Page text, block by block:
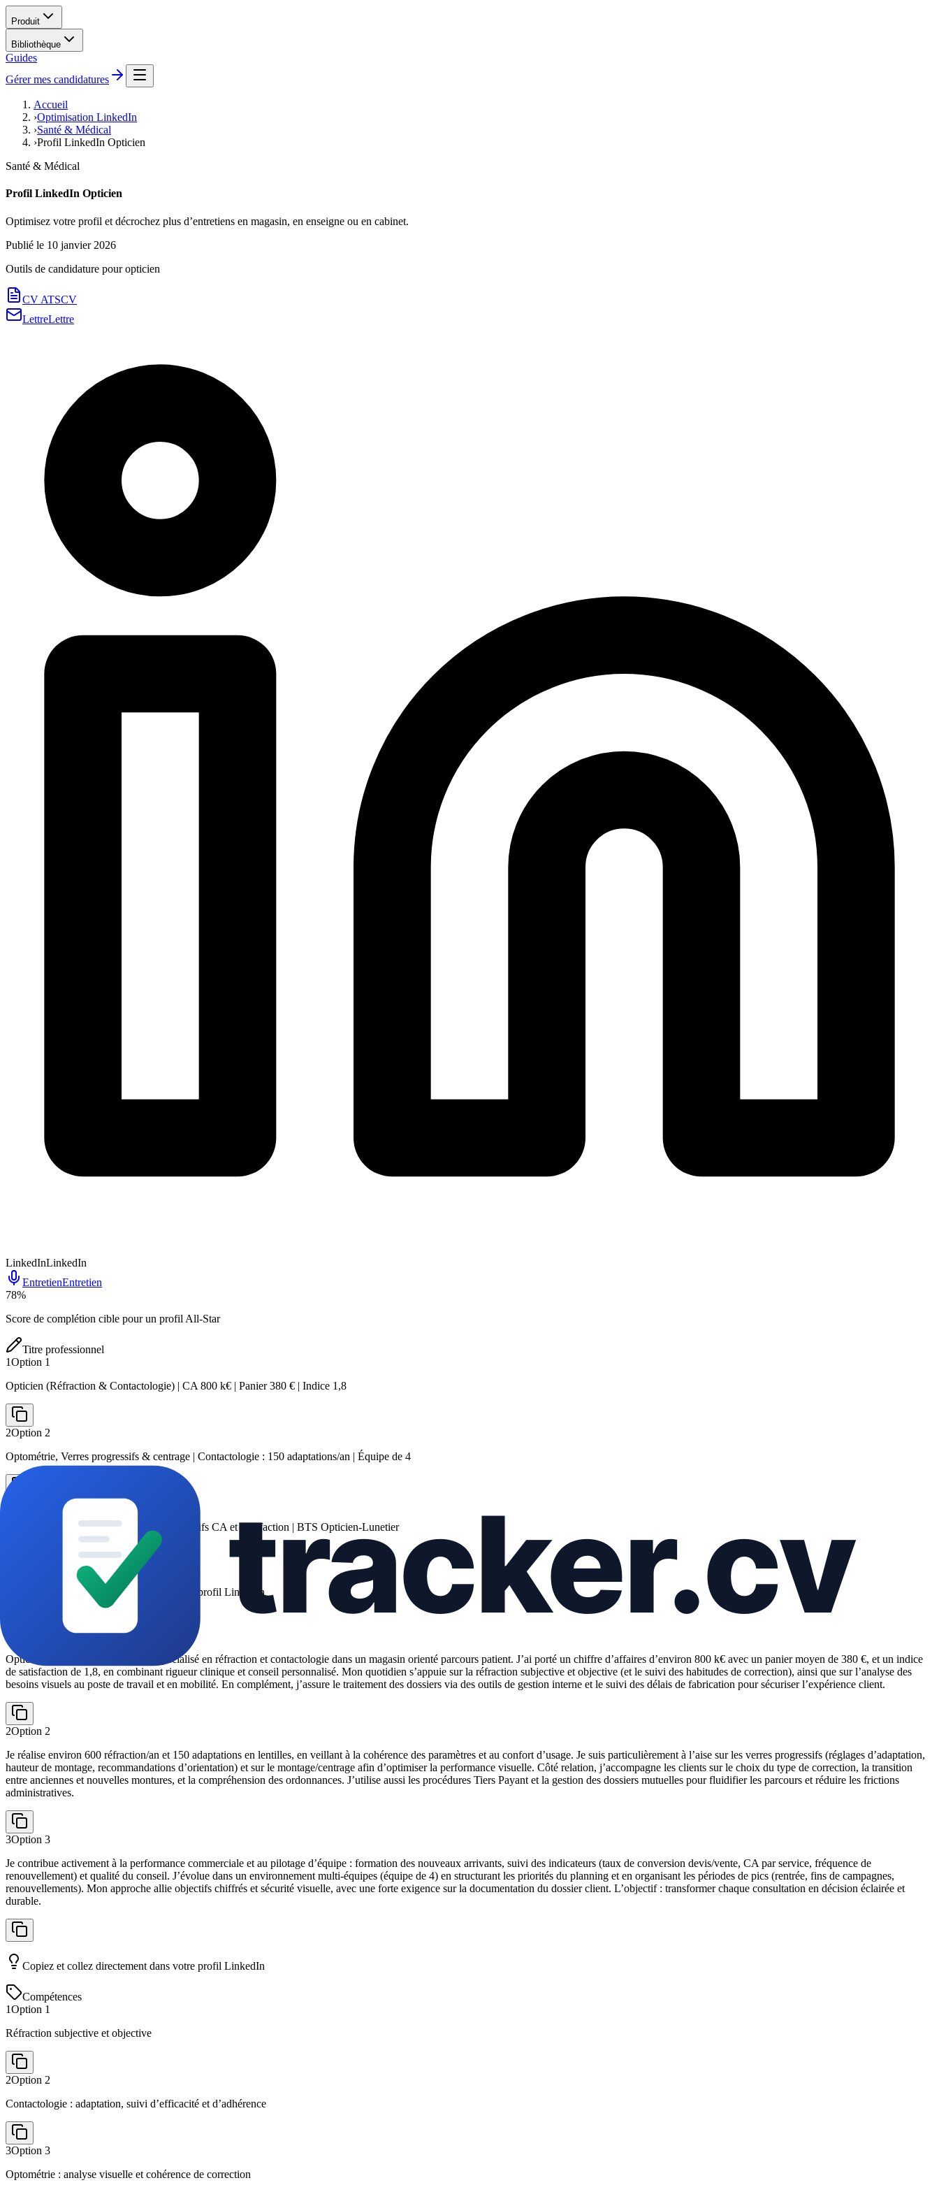
Produit
Bibliothèque
Guides
Gérer mes candidatures
Accueil
›Optimisation LinkedIn
›Santé & Médical
›Profil LinkedIn Opticien
Santé & Médical
Profil LinkedIn Opticien
Optimisez votre profil et décrochez plus d’entretiens en magasin, en enseigne ou en cabinet.
Publié le 10 janvier 2026
Outils de candidature pouropticien
CV ATSCV
LettreLettre
LinkedInLinkedIn
EntretienEntretien
78%
Score de complétion cible pour un profil All-Star
Titre professionnel
1Option 1
Opticien (Réfraction & Contactologie) | CA 800 k€ | Panier 380 € | Indice 1,8
2Option 2
Optométrie, Verres progressifs & centrage | Contactologie : 150 adaptations/an | Équipe de 4
Conseil patient + vente responsable | Objectifs CA et satisfaction | BTS Opticien-Lunetier
Copiez et collez directement dans votre profil LinkedIn
Section Infos
Opticien avec 5 ans d’expérience, spécialisé en réfraction et contactologie dans un magasin orienté parcours patient. J’ai porté un chiffre d’affaires d’environ 800 k€ avec un panier moyen de 380 €, et un indice
de satisfaction de 1,8, en combinant rigueur clinique et conseil personnalisé. Mon quotidien s’appuie sur la réfraction subjective et objective (et le suivi des habitudes de correction), ainsi que sur l’analyse des
besoins visuels au poste de travail et en mobilité. En complément, j’assure le traitement des dossiers via des outils de gestion interne et le suivi des délais de fabrication pour sécuriser l’expérience client.
2Option 2
Je réalise environ 600 réfraction/an et 150 adaptations en lentilles, en veillant à la cohérence des paramètres et au confort d’usage. Je suis particulièrement à l’aise sur les verres progressifs (réglages d’adaptation,
hauteur de montage, recommandations d’orientation) et sur le montage/centrage afin d’optimiser la performance visuelle. Côté relation, j’accompagne les clients sur le choix du type de correction, la transition
entre anciennes et nouvelles montures, et la compréhension des ordonnances. J’utilise aussi les procédures Tiers Payant et la gestion des dossiers mutuelles pour fluidifier les parcours et réduire les frictions
administratives.
3Option 3
Je contribue activement à la performance commerciale et au pilotage d’équipe : formation des nouveaux arrivants, suivi des indicateurs (taux de conversion devis/vente, CA par service, fréquence de
renouvellement) et qualité du conseil. J’évolue dans un environnement multi-équipes (équipe de 4) en structurant les priorités du planning et en organisant les périodes de pics (rentrée, fins de campagnes,
renouvellements). Mon approche allie objectifs chiffrés et sécurité visuelle, avec une forte exigence sur la documentation du dossier client. L’objectif : transformer chaque consultation en décision éclairée et
durable.
Copiez et collez directement dans votre profil LinkedIn
Compétences
1Option 1
Réfraction subjective et objective
2Option 2
Contactologie : adaptation, suivi d’efficacité et d’adhérence
3Option 3
Optométrie : analyse visuelle et cohérence de correction